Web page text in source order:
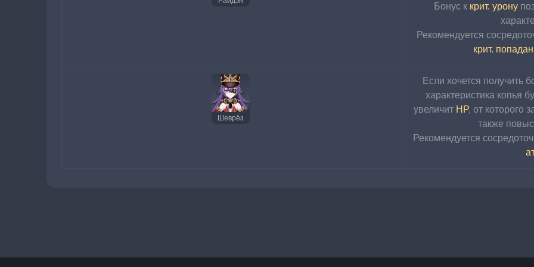
Бонус к крит. урону
Рекомендуется
крит.
Шеврёз
Если хочется получить
характеристика копья
увеличит HP, от которого
также
Рекомендуется